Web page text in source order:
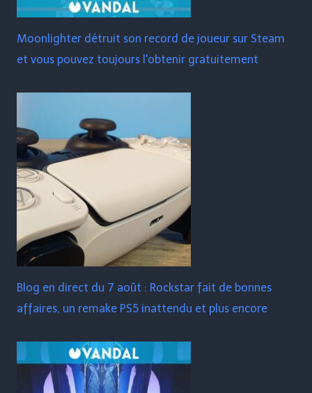
Moonlighter détruit son record de joueur sur Steam
et vous pouvez toujours l'obtenir gratuitement
Blog en direct du 7 août : Rockstar fait de bonnes
affaires, un remake PS5 inattendu et plus encore